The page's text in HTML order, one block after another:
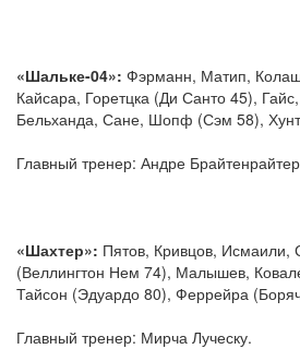
«Шальке-04»: Фэрманн, Матип,
Кайсара, Горетцка (Ди Санто 45),
Бельханда, Сане, Шопф (Сэм 58),
Главный тренер: Андре
«Шахтер»: Пятов, Кривцов, Исмаили,
(Веллингтон Нем 74), Малышев,
Тайсон (Эдуардо 80), Феррейра
Главный тренер: Мирча Луческу.